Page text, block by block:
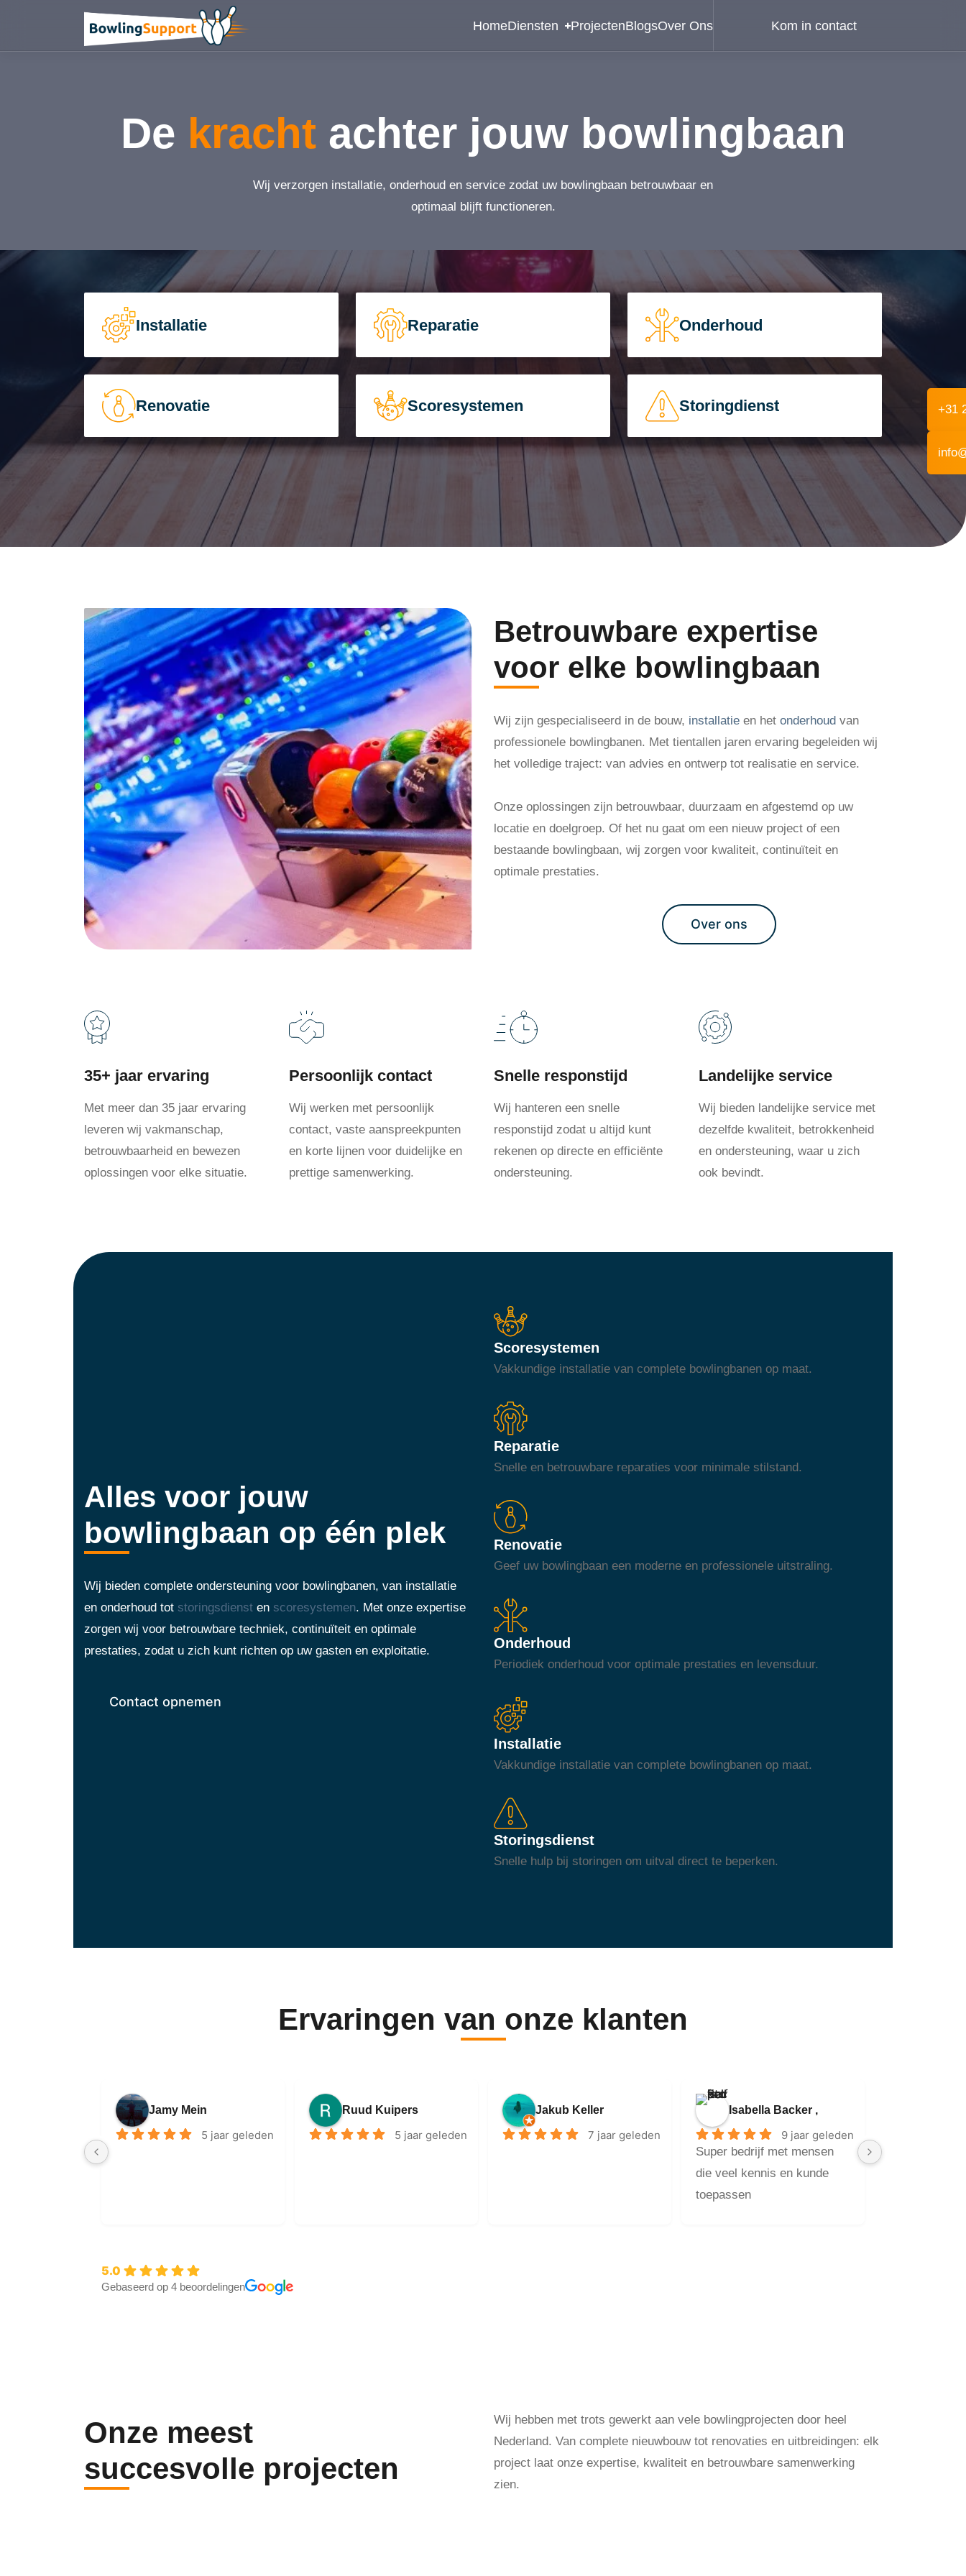
HomeDiensten ProjectenBlogsOver Ons Kom in contact
De krachtachter jouw bowlingbaan
Wij verzorgen installatie, onderhoud en service zodat uw bowlingbaan betrouwbaar en
optimaal blijft functioneren.
Installatie Reparatie Onderhoud
Renovatie Scoresystemen Storingdienst
Betrouwbare expertise
voor elke bowlingbaan
Wij zijn gespecialiseerd in de bouw, installatie en het onderhoud van
professionele bowlingbanen. Met tientallen jaren ervaring begeleiden wij
het volledige traject: van advies en ontwerp tot realisatie en service.
Onze oplossingen zijn betrouwbaar, duurzaam en afgestemd op uw
locatie en doelgroep. Of het nu gaat om een nieuw project of een
bestaande bowlingbaan, wij zorgen voor kwaliteit, continuïteit en
optimale prestaties.
Over ons
35+ jaar ervaring
Met meer dan 35 jaar ervaring
leveren wij vakmanschap,
betrouwbaarheid en bewezen
oplossingen voor elke situatie.
Persoonlijk contact
Wij werken met persoonlijk
contact, vaste aanspreekpunten
en korte lijnen voor duidelijke en
prettige samenwerking.
Snelle responstijd
Wij hanteren een snelle
responstijd zodat u altijd kunt
rekenen op directe en efficiënte
ondersteuning.
Landelijke service
Wij bieden landelijke service met
dezelfde kwaliteit, betrokkenheid
en ondersteuning, waar u zich
ook bevindt.
Alles voor jouw
bowlingbaan op één plek
Wij bieden complete ondersteuning voor bowlingbanen, van installatie
en onderhoud tot storingsdienst en scoresystemen. Met onze expertise
zorgen wij voor betrouwbare techniek, continuïteit en optimale
prestaties, zodat u zich kunt richten op uw gasten en exploitatie.
Contact opnemen
Scoresystemen
Vakkundige installatie van complete bowlingbanen op maat.
Reparatie
Snelle en betrouwbare reparaties voor minimale stilstand.
Renovatie
Geef uw bowlingbaan een moderne en professionele uitstraling.
Onderhoud
Periodiek onderhoud voor optimale prestaties en levensduur.
Installatie
Vakkundige installatie van complete bowlingbanen op maat.
Storingsdienst
Snelle hulp bij storingen om uitval direct te beperken.
Ervaringen van onze klanten
Jamy Mein
5 jaar geleden
Ruud Kuipers
5 jaar geleden
Jakub Keller
7 jaar geleden
Isabella Backer ,
9 jaar geleden
Super bedrijf met mensen
die veel kennis en kunde
toepassen
5.0
Gebaseerd op 4 beoordelingen
Onze meest
succesvolle projecten
Wij hebben met trots gewerkt aan vele bowlingprojecten door heel
Nederland. Van complete nieuwbouw tot renovaties en uitbreidingen: elk
project laat onze expertise, kwaliteit en betrouwbare samenwerking
zien.
+31